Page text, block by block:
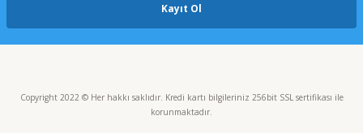
Kayıt Ol
Copyright 2022 © Her hakkı saklıdır. Kredi kartı bilgileriniz 256bit SSL sertifikası ile
korunmaktadır.